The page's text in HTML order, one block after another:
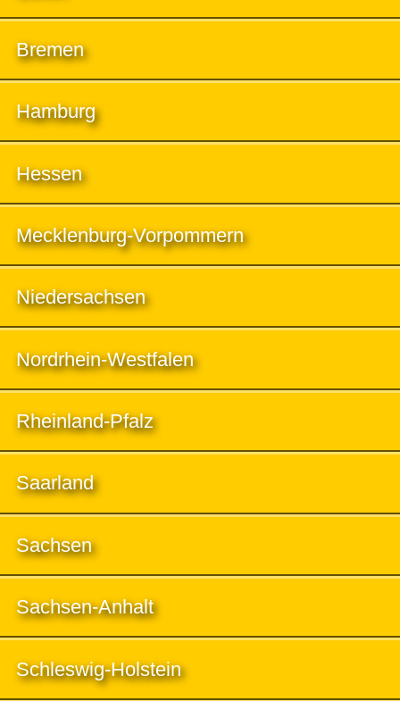
Bremen
Hamburg
Hessen
Mecklenburg-Vorpommern
Niedersachsen
Nordrhein-Westfalen
Rheinland-Pfalz
Saarland
Sachsen
Sachsen-Anhalt
Schleswig-Holstein